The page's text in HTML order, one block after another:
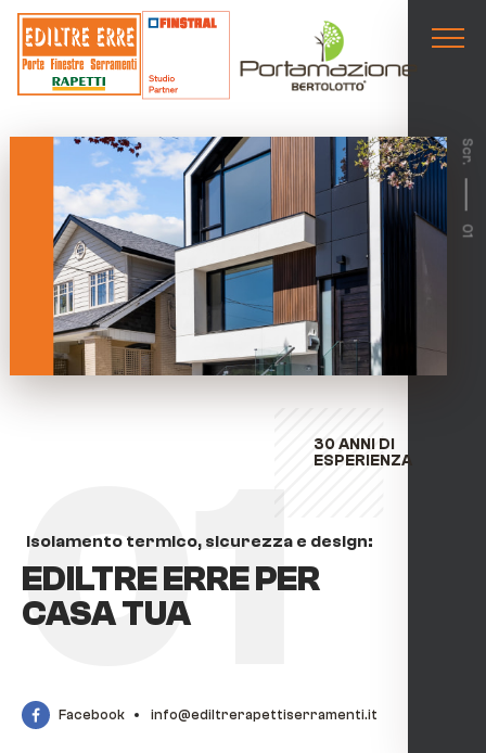
30 ANNI DI
ESPERIENZA
Isolamento termico, sicurezza e design:
EDILTRE ERRE PER
CASA TUA
01
Facebook info@ediltrerapettiserramenti.it
Scr.
01